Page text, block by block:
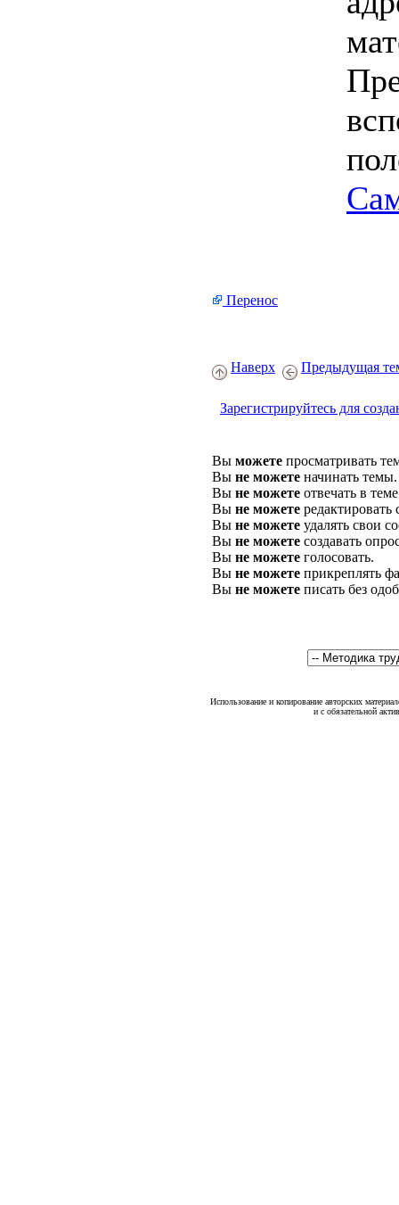
Перенос
Наверх Предыдущая
Зарегистрируйтесь для
Вы можете просматривать
Вы не можете начинать темы.
Вы не можете отвечать в
Вы не можете
Вы не можете удалять свои
Вы не можете создавать
Вы не можете голосовать.
Вы не можете прикреплять
Вы не можете писать без
Использование и копирование авторских
и с обязательной